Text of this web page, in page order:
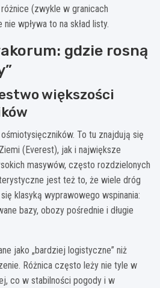
(zwykle w granicach
wpływa to na skład listy.
gdzie rosną
większości
To tu znajdują się
(Everest), jak i największe
masywów, często rozdzielonych
jest też to, że wiele dróg
klasyką wyprawowego wspinania:
bazy, obozy pośrednie i długie
jako „bardziej logistyczne” niż
Różnica często leży nie tyle w
co w stabilności pogody i w